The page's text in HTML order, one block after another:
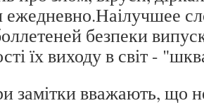
ежедневно.Наілучшее
безпеки
їх виходу в світ -
замітки вважають, що